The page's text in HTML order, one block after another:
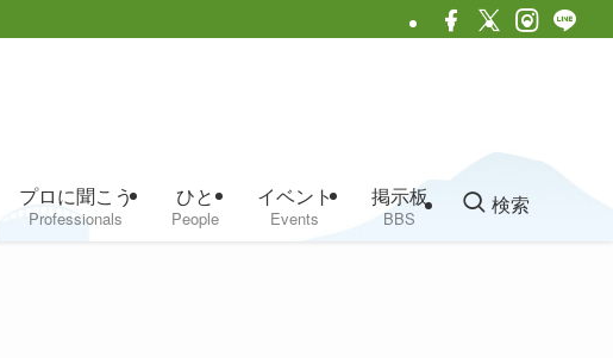
プロに聞こう
Professionals
ひと
People
イベント
Events
掲示板
BBS
検索